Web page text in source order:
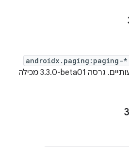
androidx.paging:paging-
יוצאת ללא שינויים משמעותיים. גרסה ‎3.3.0-beta01 מכילה